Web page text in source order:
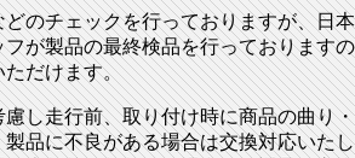
のチェックを行っておりますが、日本
が製品の最終検品を行っておりますの
ただけます。
し走行前、取り付け時に商品の曲り・
品に不良がある場合は交換対応いたし